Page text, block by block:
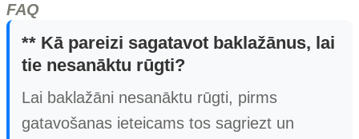
FAQ
** Kā pareizi sagatavot baklažānus, lai
tie nesanāktu rūgti?
Lai baklažāni nesanāktu rūgti, pirms
gatavošanas ieteicams tos sagriezt un